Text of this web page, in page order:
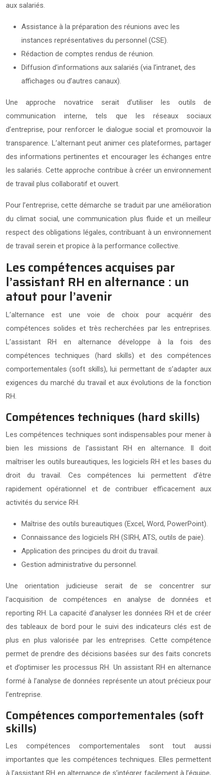
aux salariés.
Assistance à la préparation des réunions avec les
instances représentatives du personnel (CSE).
Rédaction de comptes rendus de réunion.
Diffusion d’informations aux salariés (via l’intranet, des
affichages ou d’autres canaux).
Une approche novatrice serait d’utiliser les outils de
communication interne, tels que les réseaux sociaux
d’entreprise, pour renforcer le dialogue social et promouvoir la
transparence. L’alternant peut animer ces plateformes, partager
des informations pertinentes et encourager les échanges entre
les salariés. Cette approche contribue à créer un environnement
de travail plus collaboratif et ouvert.
Pour l’entreprise, cette démarche se traduit par une amélioration
du climat social, une communication plus fluide et un meilleur
respect des obligations légales, contribuant à un environnement
de travail serein et propice à la performance collective.
Les compétences acquises par
l’assistant RH en alternance : un
atout pour l’avenir
L’alternance est une voie de choix pour acquérir des
compétences solides et très recherchées par les entreprises.
L’assistant RH en alternance développe à la fois des
compétences techniques (hard skills) et des compétences
comportementales (soft skills), lui permettant de s’adapter aux
exigences du marché du travail et aux évolutions de la fonction
RH.
Compétences techniques (hard skills)
Les compétences techniques sont indispensables pour mener à
bien les missions de l’assistant RH en alternance. Il doit
maîtriser les outils bureautiques, les logiciels RH et les bases du
droit du travail. Ces compétences lui permettent d’être
rapidement opérationnel et de contribuer efficacement aux
activités du service RH.
Maîtrise des outils bureautiques (Excel, Word, PowerPoint).
Connaissance des logiciels RH (SIRH, ATS, outils de paie).
Application des principes du droit du travail.
Gestion administrative du personnel.
Une orientation judicieuse serait de se concentrer sur
l’acquisition de compétences en analyse de données et
reporting RH. La capacité d’analyser les données RH et de créer
des tableaux de bord pour le suivi des indicateurs clés est de
plus en plus valorisée par les entreprises. Cette compétence
permet de prendre des décisions basées sur des faits concrets
et d’optimiser les processus RH. Un assistant RH en alternance
formé à l’analyse de données représente un atout précieux pour
l’entreprise.
Compétences comportementales (soft
skills)
Les compétences comportementales sont tout aussi
importantes que les compétences techniques. Elles permettent
à l’assistant RH en alternance de s’intégrer facilement à l’équipe,